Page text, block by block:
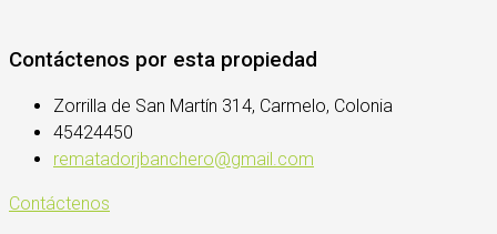
Contáctenos por esta propiedad
Zorrilla de San Martín 314, Carmelo, Colonia
45424450
rematadorjbanchero@gmail.com
Contáctenos